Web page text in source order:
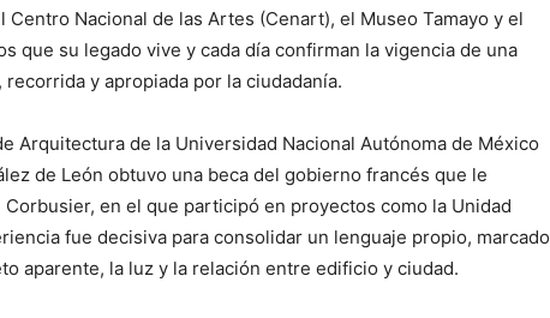
Centro Nacional de las Artes (Cenart), el Museo Tamayo y el
que su legado vive y cada día confirman la vigencia de una
y apropiada por la ciudadanía.
Arquitectura de la Universidad Nacional Autónoma de México
de León obtuvo una beca del gobierno francés que le
en el que participó en proyectos como la Unidad
fue decisiva para consolidar un lenguaje propio, marcado
aparente, la luz y la relación entre edificio y ciudad.